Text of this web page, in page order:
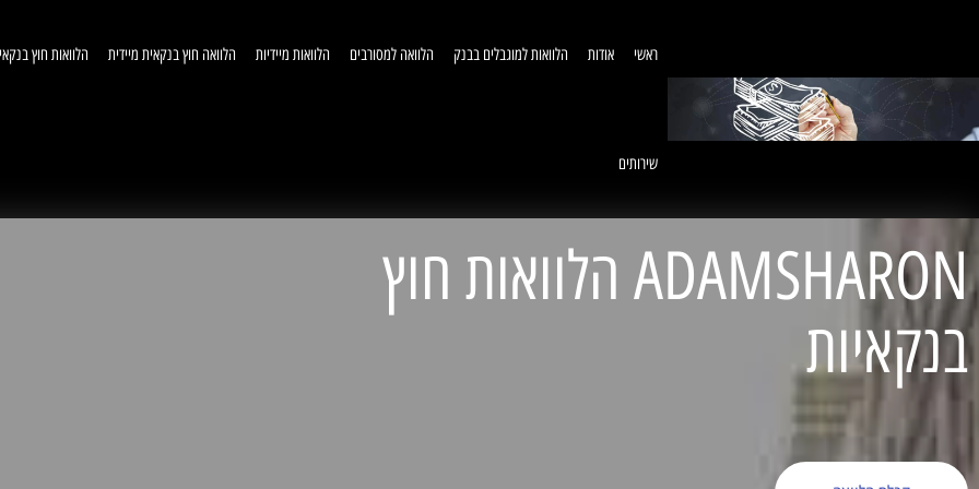
ראשי אודות הלוואות למוגבלים בבנק הלוואה למסורבים הלוואות מיידיות הלוואה חוץ בנקאית מיידית הלוואות חוץ
שירותים
ADAMSHARON הלוואות חוץ
בנקאיות